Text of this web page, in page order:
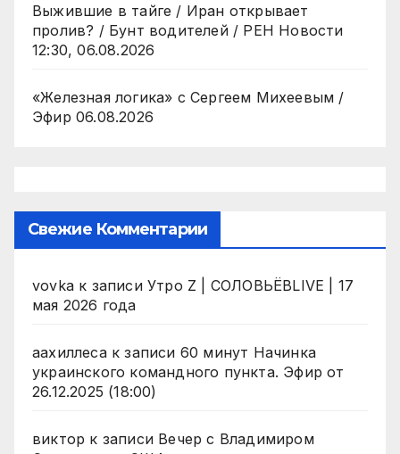
Выжившие в тайге / Иран открывает
пролив? / Бунт водителей / РЕН Новости
12:30, 06.08.2026
«Железная логика» с Сергеем Михеевым /
Эфир 06.08.2026
Свежие Комментарии
vovka к записи Утро Z | СОЛОВЬЁВLIVE | 17
мая 2026 года
аахиллесак записи 60 минут Начинка
украинского командного пункта. Эфир от
26.12.2025 (18:00)
виктор к записи Вечер с Владимиром